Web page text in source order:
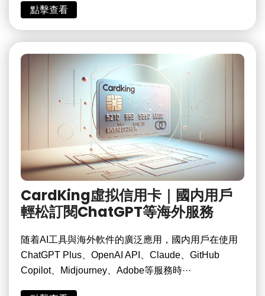
點擊查看
CardKing虛拟信用卡｜國内用戶
輕松訂閱ChatGPT等海外服務
随着AI工具與海外軟件的廣泛應用，國内用戶在使用
ChatGPT Plus、OpenAI API、Claude、GitHub
Copilot、Midjourney、Adobe等服務時···